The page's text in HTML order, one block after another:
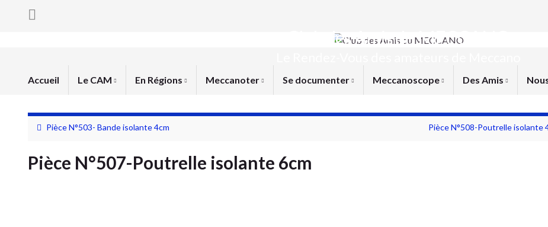
Club des Amis du MECCANO
Accueil Le CAM En Régions Meccanoter Se documenter Meccanoscope Des Amis
Pièce N°503- Bande isolante 4cm Pièce N°508-Poutrelle isolante
Pièce N°507-Poutrelle isolante 6cm